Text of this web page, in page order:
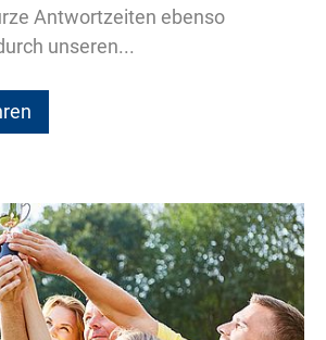
Antwortzeiten ebenso
unseren...